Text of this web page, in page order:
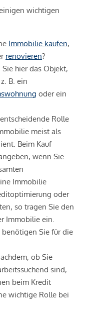
wichtigen
Immobilie kaufen,
renovieren?
Sie hier das Objekt,
B. ein
oder ein
Rolle
meist als
Beim Kauf
wenn Sie
Immobilie
oder
so tragen Sie den
Immobilie ein.
benötigen Sie für die
ob Sie
sind,
beim Kredit
wichtige Rolle bei